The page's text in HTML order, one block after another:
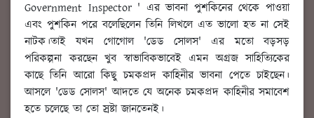
Government Inspector ' এর ভাবনা পুশকিনের থেকে পাওয়া
এবং পুশকিন পরে বলেছিলেন তিনি লিখলে এত ভালো হত না সেই
নাটক।তাই যখন গোগোল 'ডেড সোলস' এর মতো বড়সড়
পরিকল্পনা করছেন খুব স্বাভাবিকভাবেই এমন অগ্রজ সাহিত্যিকের
কাছে তিনি আরো কিছু চমকপ্রদ কাহিনীর ভাবনা পেতে চাইছেন।
আসলে 'ডেড সোলস' আদতে যে অনেক চমকপ্রদ কাহিনীর সমাবেশ
হতে চলেছে তা তো স্রষ্টা জানতেনই।